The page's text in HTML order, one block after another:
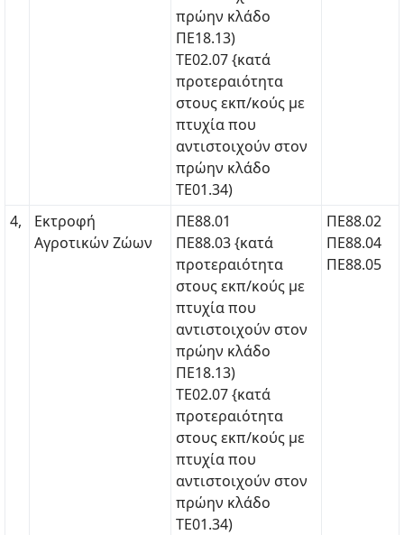
πρώην κλάδο
ΠΕ18.13)
ΤΕ02.07 {κατά
προτεραιότητα
στους εκπ/κούς με
πτυχία που
αντιστοιχούν στον
πρώην κλάδο
ΤΕ01.34)
4,
Εκτροφή
Αγροτικών Ζώων
ΠΕ88.01
ΠΕ88.03 {κατά
προτεραιότητα
στους εκπ/κούς με
πτυχία που
αντιστοιχούν στον
πρώην κλάδο
ΠΕ18.13)
ΤΕ02.07 {κατά
προτεραιότητα
στους εκπ/κούς με
πτυχία που
αντιστοιχούν στον
πρώην κλάδο
ΤΕ01.34)
ΠΕ88.02
ΠΕ88.04
ΠΕ88.05